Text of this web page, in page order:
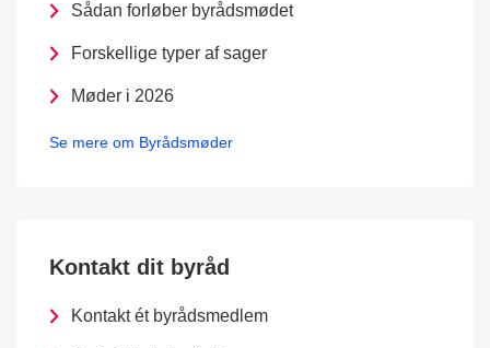
Sådan forløber byrådsmødet
Forskellige typer af sager
Møder i 2026
Se mere om Byrådsmøder
Kontakt dit byråd
Kontakt ét byrådsmedlem